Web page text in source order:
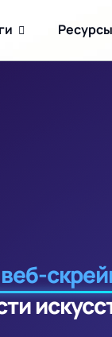
Ресурсы